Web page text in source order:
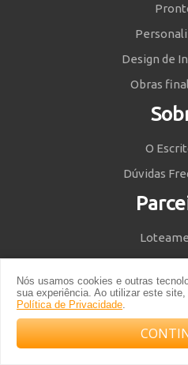
Nós usamos cookies e outras
sua experiência. Ao utilizar este
Política de Privacidade.
Compre com o
Design de
Obras
O
Dúvidas